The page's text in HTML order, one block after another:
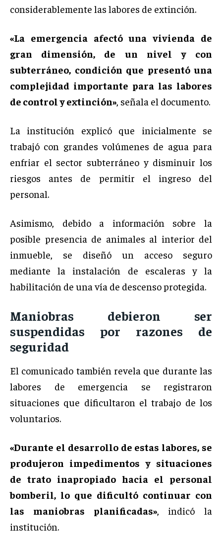
considerablemente las labores de extinción.
«La emergencia afectó una vivienda de
gran dimensión, de un nivel y con
subterráneo, condición que presentó una
complejidad importante para las labores
de control y extinción», señala el documento.
La institución explicó que inicialmente se
trabajó con grandes volúmenes de agua para
enfriar el sector subterráneo y disminuir los
riesgos antes de permitir el ingreso del
personal.
Asimismo, debido a información sobre la
posible presencia de animales al interior del
inmueble, se diseñó un acceso seguro
mediante la instalación de escaleras y la
habilitación de una vía de descenso protegida.
Maniobras debieron ser
suspendidas por razones de
seguridad
El comunicado también revela que durante las
labores de emergencia se registraron
situaciones que dificultaron el trabajo de los
voluntarios.
«Durante el desarrollo de estas labores, se
produjeron impedimentos y situaciones
de trato inapropiado hacia el personal
bomberil, lo que dificultó continuar con
las maniobras planificadas», indicó la
institución.